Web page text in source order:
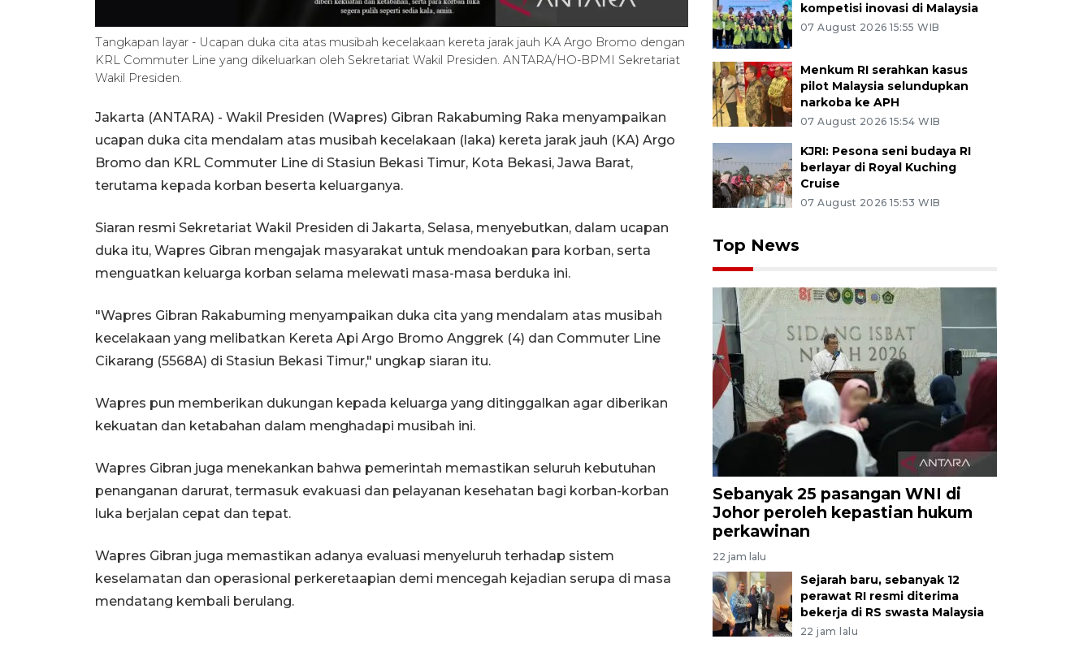
Tangkapan layar - Ucapan duka cita atas musibah kecelakaan kereta jarak jauh KA Argo Bromo dengan
KRL Commuter Line yang dikeluarkan oleh Sekretariat Wakil Presiden. ANTARA/HO-BPMI Sekretariat
Wakil Presiden.
Jakarta (ANTARA) - Wakil Presiden (Wapres) Gibran Rakabuming Raka menyampaikan
ucapan duka cita mendalam atas musibah kecelakaan (laka) kereta jarak jauh (KA) Argo
Bromo dan KRL Commuter Line di Stasiun Bekasi Timur, Kota Bekasi, Jawa Barat,
terutama kepada korban beserta keluarganya.
Siaran resmi Sekretariat Wakil Presiden di Jakarta, Selasa, menyebutkan, dalam ucapan
duka itu, Wapres Gibran mengajak masyarakat untuk mendoakan para korban, serta
menguatkan keluarga korban selama melewati masa-masa berduka ini.
"Wapres Gibran Rakabuming menyampaikan duka cita yang mendalam atas musibah
kecelakaan yang melibatkan Kereta Api Argo Bromo Anggrek (4) dan Commuter Line
Cikarang (5568A) di Stasiun Bekasi Timur," ungkap siaran itu.
Wapres pun memberikan dukungan kepada keluarga yang ditinggalkan agar diberikan
kekuatan dan ketabahan dalam menghadapi musibah ini.
Wapres Gibran juga menekankan bahwa pemerintah memastikan seluruh kebutuhan
penanganan darurat, termasuk evakuasi dan pelayanan kesehatan bagi korban-korban
luka berjalan cepat dan tepat.
Wapres Gibran juga memastikan adanya evaluasi menyeluruh terhadap sistem
keselamatan dan operasional perkeretaapian demi mencegah kejadian serupa di masa
mendatang kembali berulang.
kompetisi inovasi di Malaysia
07 August 2026 15:55 WIB
Menkum RI serahkan kasus
pilot Malaysia selundupkan
narkoba ke APH
07 August 2026 15:54 WIB
KJRI: Pesona seni budaya RI
berlayar di Royal Kuching
Cruise
07 August 2026 15:53 WIB
Top News
Sebanyak 25 pasangan WNI di
Johor peroleh kepastian hukum
perkawinan
22 jam lalu
Sejarah baru, sebanyak 12
perawat RI resmi diterima
bekerja di RS swasta Malaysia
22 jam lalu